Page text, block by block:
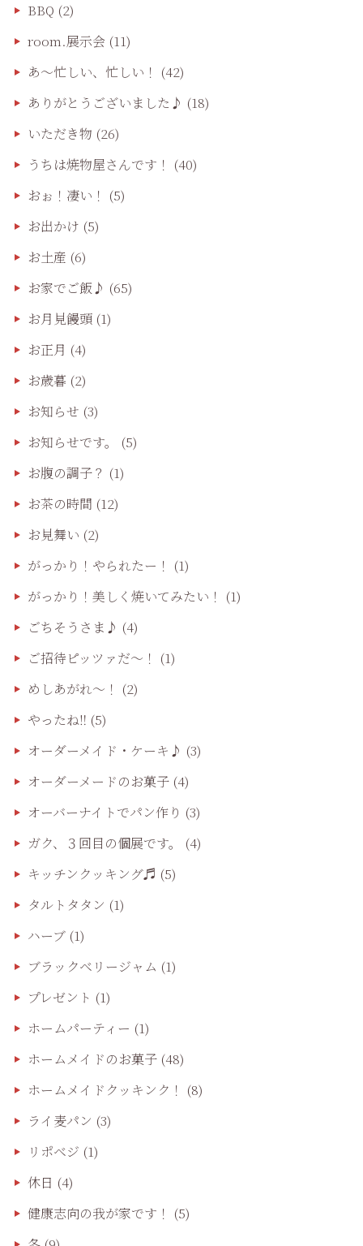
BBQ (2)
room.展示会(11)
あ〜忙しい、忙しい！ (42)
ありがとうございました♪ (18)
いただき物 (26)
うちは焼物屋さんです！ (40)
おぉ！凄い！ (5)
お出かけ (5)
お土産 (6)
お家でご飯♪ (65)
お月見饅頭(1)
お正月 (4)
お歳暮 (2)
お知らせ (3)
お知らせです。
(5)
お腹の調子？ (1)
お茶の時間 (12)
お見舞い (2)
がっかり！やられたー！ (1)
がっかり！美しく焼いてみたい！ (1)
ごちそうさま♪ (4)
ご招待ピッツァだ〜！ (1)
めしあがれ～！ (2)
やったね‼️ (5)
オーダーメイド・ケーキ♪ (3)
オーダーメードのお菓子(4)
オーバーナイトでパン作り (3)
ガク、３回目の個展です。
(4)
キッチンクッキング♬ (5)
タルトタタン (1)
ハーブ(1)
ブラックベリージャム (1)
プレゼント (1)
ホームパーティー (1)
ホームメイドのお菓子(48)
ホームメイドクッキンク！ (8)
ライ麦パン (3)
リポベジ (1)
休日 (4)
健康志向の我が家です！ (5)